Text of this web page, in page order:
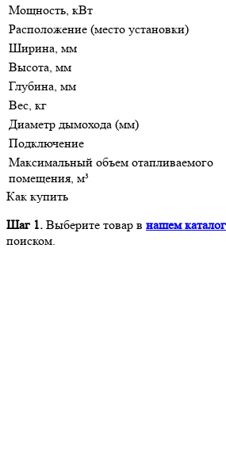
Мощность, кВт
Расположение (место установки)
Ширина, мм
Высота, мм
Глубина, мм
Вес, кг
Диаметр дымохода (мм)
Подключение
Максимальный объем отапливаемого
помещения, м³
Как купить
Шаг 1. Выберите товар в нашем
поиском.